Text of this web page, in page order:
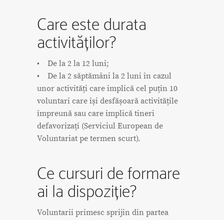
Care este durata
activităților?
• De la 2 la 12 luni;
• De la 2 săptămâni la 2 luni în cazul
unor activități care implică cel puțin 10
voluntari care își desfășoară activitățile
împreună sau care implică tineri
defavorizați (Serviciul European de
Voluntariat pe termen scurt).
Ce cursuri de formare
ai la dispoziție?
Voluntarii primesc sprijin din partea